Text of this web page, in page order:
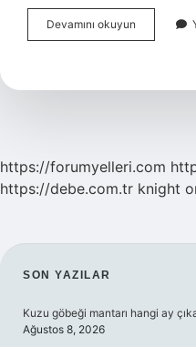
Devamını okuyun Bulutların
Üstü
https://forumyelleri.com
https://debe.com.tr knight
SIDEBAR
SON YAZILAR
Kuzu göbeği mantarı hangi ay
Ağustos 8, 2026